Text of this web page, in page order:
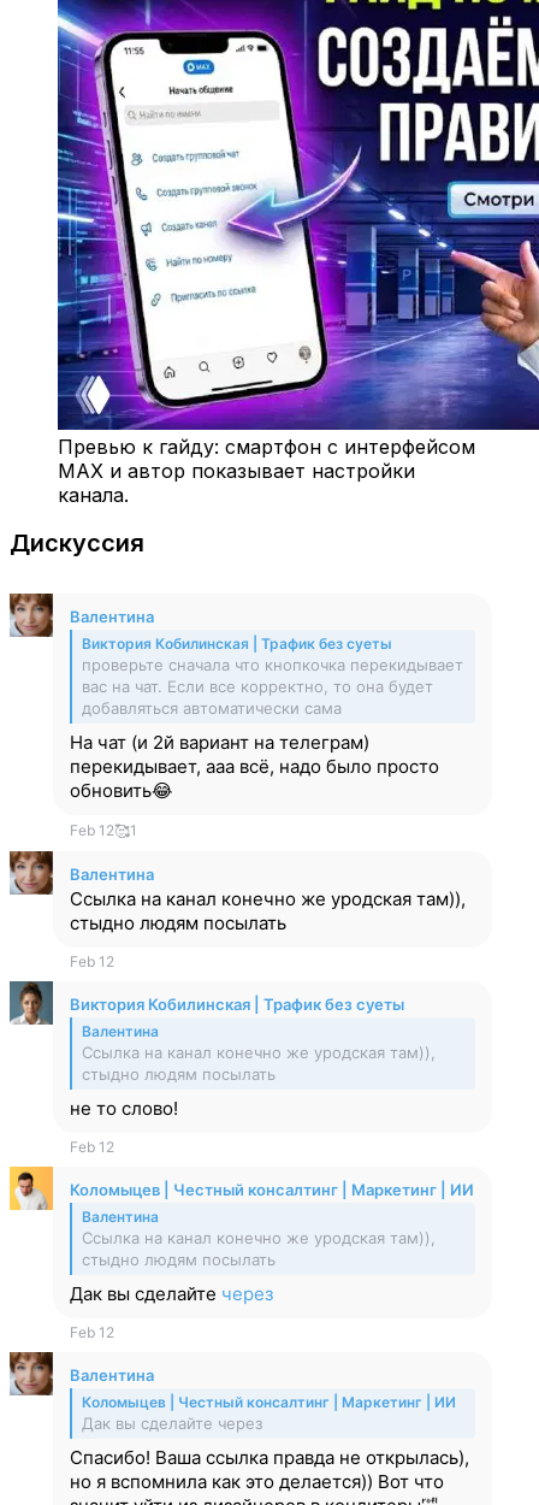
Превью к гайду: смартфон с интерфейсом
MAX и автор показывает настройки
канала.
Дискуссия
Валентина
Виктория Кобилинская | Трафик без суеты
проверьте сначала что кнопкочка перекидывает
вас на чат. Если все корректно, то она будет
добавляться автоматически сама
На чат (и 2й вариант на телеграм)
перекидывает, ааа всё, надо было просто
обновить😂
Feb 12🥰1
Валентина
Ссылка на канал конечно же уродская там)),
стыдно людям посылать
Feb 12
Виктория Кобилинская | Трафик без суеты
Валентина
Ссылка на канал конечно же уродская там)),
стыдно людям посылать
не то слово!
Feb 12
Коломыцев | Честный консалтинг | Маркетинг | ИИ
Валентина
Ссылка на канал конечно же уродская там)),
стыдно людям посылать
Дак вы сделайте через
Feb 12
Валентина
Коломыцев | Честный консалтинг | Маркетинг | ИИ
Дак вы сделайте через
Спасибо! Ваша ссылка правда не открылась),
но я вспомнила как это делается)) Вот что